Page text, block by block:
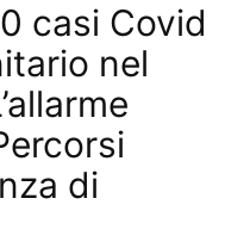
casi Covid
nel
di